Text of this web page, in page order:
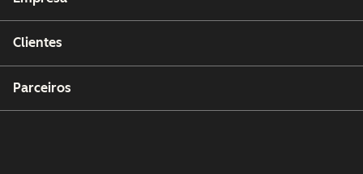
Clientes
Parceiros